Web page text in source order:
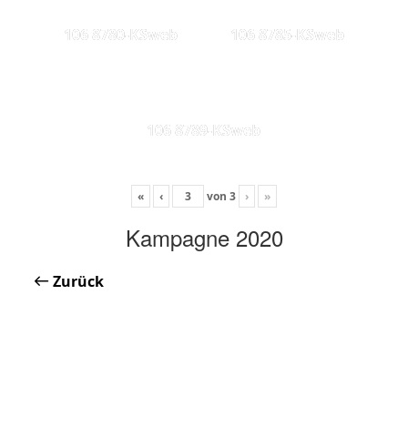
106 8780-KSweb 106 8785-KSweb
106 8789-KSweb
« ‹ von 3 › »
Kampagne 2020
Zurück